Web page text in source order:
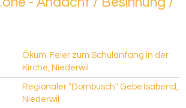
Ökum. Feier zum Schulanfang in der
Kirche, Niederwil
Regionaler "Dornbusch" Gebetsabend,
Niederwil